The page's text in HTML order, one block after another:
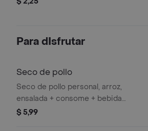
Para dIsfrutar
Seco de pollo
Seco de pollo personal, arroz,
ensalada + consome + bebida
(lonchera)
$ 5,99